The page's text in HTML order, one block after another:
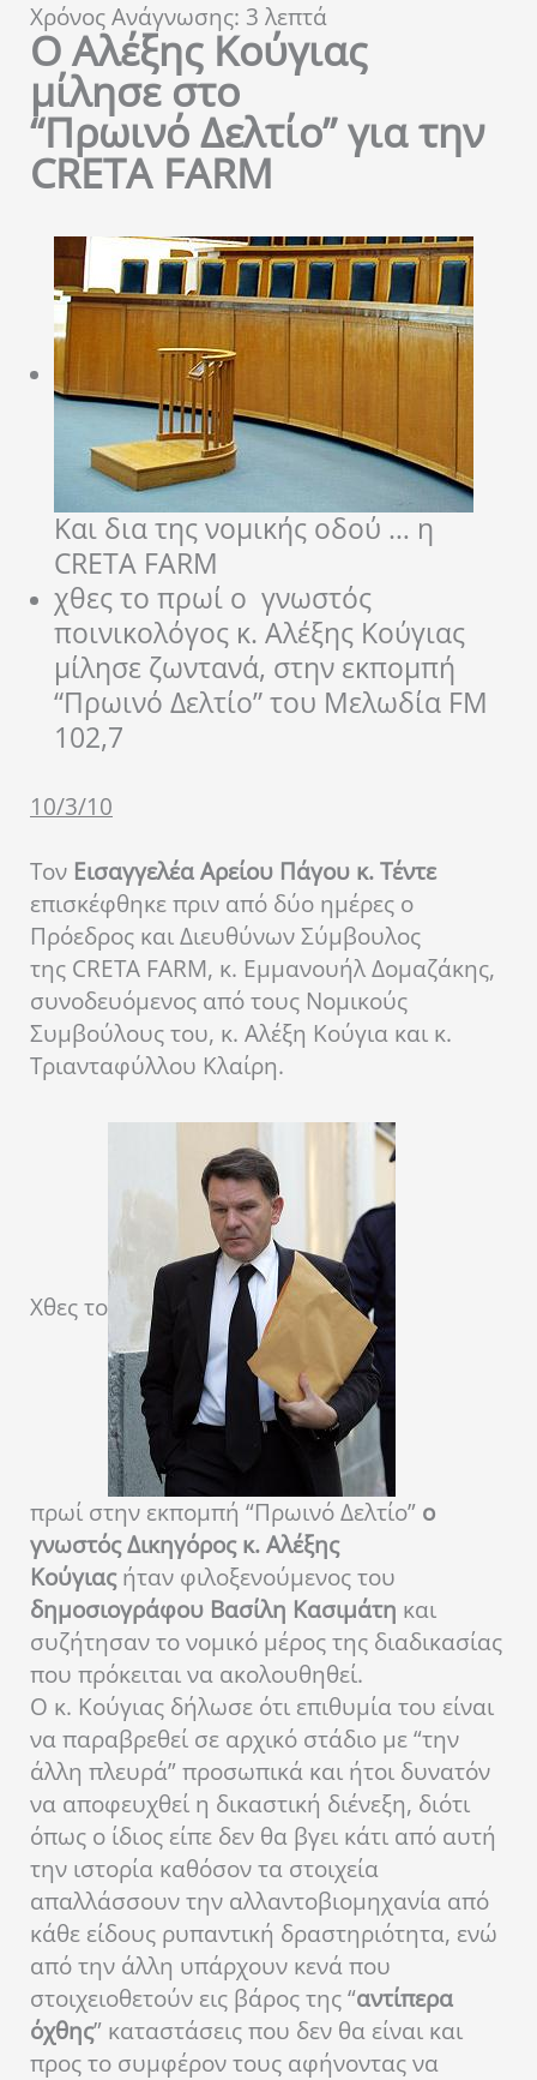
Χρόνος Ανάγνωσης: 3 λεπτά
Ο Αλέξης Κούγιας
μίλησε στο
“Πρωινό Δελτίο” για την
CRETA FARM
Και δια της νομικής οδού … η
CRETA FARM
χθες το πρωί ο γνωστός
ποινικολόγος κ. Αλέξης Κούγιας
μίλησε ζωντανά, στην εκπομπή
“Πρωινό Δελτίο” του Μελωδία FM
102,7
10/3/10
Τον Εισαγγελέα Αρείου Πάγου κ. Τέντε
επισκέφθηκε πριν από δύο ημέρες ο
Πρόεδρος και Διευθύνων Σύμβουλος
της CRETA FARM, κ. Εμμανουήλ Δομαζάκης,
συνοδευόμενος από τους Νομικούς
Συμβούλους του, κ. Αλέξη Κούγια και κ.
Τριανταφύλλου Κλαίρη.
Χθες το
πρωί στην εκπομπή “Πρωινό Δελτίο” ο
γνωστός Δικηγόρος κ. Αλέξης
Κούγιαςήταν φιλοξενούμενος του
δημοσιογράφου Βασίλη Κασιμάτη και
συζήτησαν το νομικό μέρος της διαδικασίας
που πρόκειται να ακολουθηθεί.
Ο κ. Κούγιας δήλωσε ότι επιθυμία του είναι
να παραβρεθεί σε αρχικό στάδιο με “την
άλλη πλευρά” προσωπικά και ήτοι δυνατόν
να αποφευχθεί η δικαστική διένεξη, διότι
όπως ο ίδιος είπε δεν θα βγει κάτι από αυτή
την ιστορία καθόσον τα στοιχεία
απαλλάσσουν την αλλαντοβιομηχανία από
κάθε είδους ρυπαντική δραστηριότητα, ενώ
από την άλλη υπάρχουν κενά που
στοιχειοθετούν εις βάρος της “αντίπερα
όχθης” καταστάσεις που δεν θα είναι και
προς το συμφέρον τους αφήνοντας να